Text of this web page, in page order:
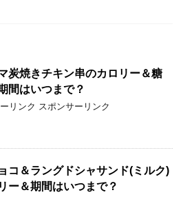
炭焼きチキン串のカロリー＆糖
間はいつまで？
リンク スポンサーリンク
コ＆ラングドシャサンド(ミルク)
ー＆期間はいつまで？